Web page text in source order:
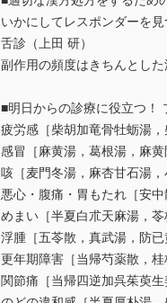
いかにしてレスポンダーを
舌診（上田 研）
副作用の頻度はきちんとし
■明日からの診療に役立つ！
疲労感［柴胡加竜骨牡蛎湯
感冒［麻黄湯，葛根湯，麻
咳［麦門冬湯，麻杏甘石湯，
悪心・腹痛・胃もたれ［安
めまい［半夏白朮天麻湯，
浮腫［五苓散，真武湯，防已
更年期障害［当帰芍薬散，
関節痛［当帰四逆加呉茱萸